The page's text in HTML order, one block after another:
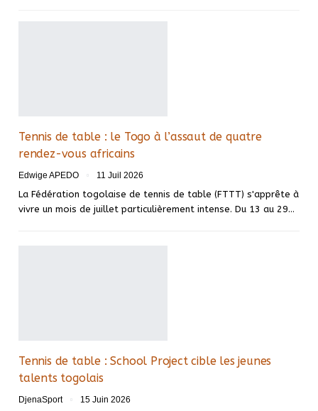
Tennis de table : le Togo à l’assaut de quatre
rendez-vous africains
Edwige APEDO 11 Juil 2026
La Fédération togolaise de tennis de table (FTTT) s'apprête à
vivre un mois de juillet particulièrement intense. Du 13 au 29…
Tennis de table : School Project cible les jeunes
talents togolais
DjenaSport 15 Juin 2026